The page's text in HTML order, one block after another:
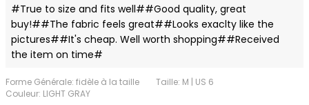
#True to size and fits well##Good quality, great
buy!##The fabric feels great##Looks exaclty like the
pictures##It's cheap. Well worth shopping##Received
the item on time#
Forme Générale: fidèle à la taille
Taille: M | US 6
Couleur: LIGHT GRAY